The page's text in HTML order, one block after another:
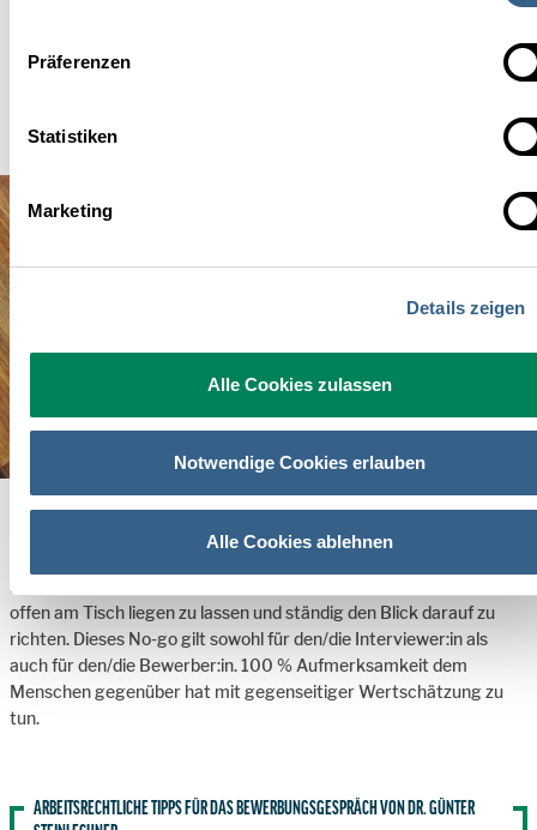
Präferenzen
Statistiken
Marketing
Details zeigen
Alle Cookies zulassen
Notwendige Cookies erlauben
Alle Cookies ablehnen
Wo sehen Sie sich in drei Jahren? (Ziel: zukünftige Ziele
Das größte No-go bei einem Bewerbungsgespräch
Das ist, aus Sicht von Kohl & Partner, das Handy eingeschaltet und
offen am Tisch liegen zu lassen und ständig den Blick darauf zu
richten. Dieses No-go gilt sowohl für den/die Interviewer:in als
auch für den/die Bewerber:in. 100 % Aufmerksamkeit dem
Menschen gegenüber hat mit gegenseitiger Wertschätzung zu
tun.
ARBEITSRECHTLICHE TIPPS FÜR DAS BEWERBUNGSGESPRÄCH VON DR. GÜNTER